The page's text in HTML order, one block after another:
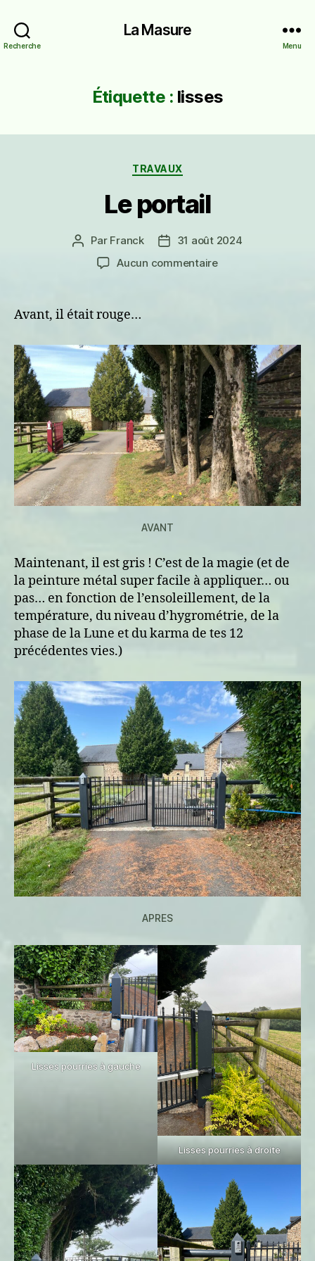
Recherche
La Masure
Menu
Étiquette : lisses
Catégories
TRAVAUX
Le portail
Auteur
l’article
Par Franck
Date31 août 2024
Aucun commentairesur
Avant, il était rouge…
AVANT
Maintenant, il est gris ! C’est de la magie (et de
la peinture métal super facile à appliquer… ou
pas… en fonction de l’ensoleillement, de la
température, du niveau d’hygrométrie, de la
phase de la Lune et du karma de tes 12
précédentes vies.)
APRES
Lisses pourries à gauche
Lisses pourries à droite